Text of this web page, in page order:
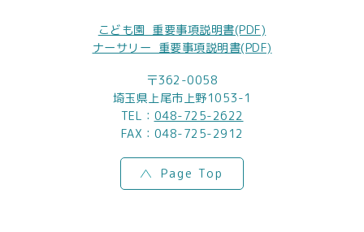
こども園_重要事項説明書(PDF)
ナーサリー_重要事項説明書(PDF)
〒362-0058
埼玉県上尾市上野1053-1
TEL： 048-725-2622
FAX：048-725-2912
Page Top